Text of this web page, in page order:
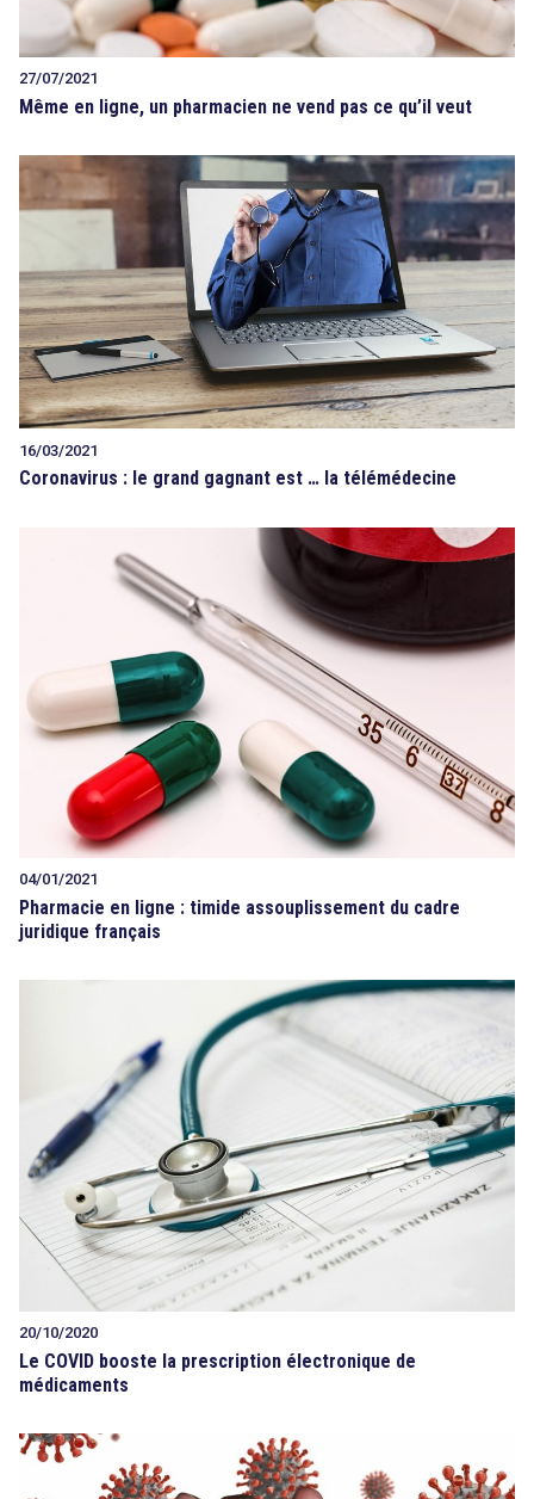
27/07/2021
Même en ligne, un pharmacien ne vend pas ce qu’il veut
16/03/2021
Coronavirus : le grand gagnant est … la télémédecine
04/01/2021
Pharmacie en ligne : timide assouplissement du cadre
juridique français
20/10/2020
Le COVID booste la prescription électronique de
médicaments